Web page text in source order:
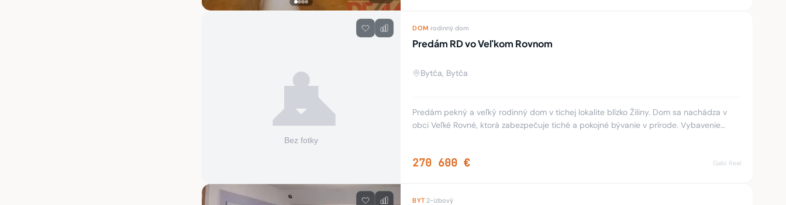
DOM rodinný dom
Predám RD vo Veľkom Rovnom
Bytča, Bytča
Predám pekný a veľký rodinný dom v tichej lokalite blízko Žiliny. Dom sa nachádza v
obci Veľké Rovné, ktorá zabezpečuje tiché a pokojné bývanie v prírode. Vybavenie
270 600 € Gabi Real
BYT· 2-izbový